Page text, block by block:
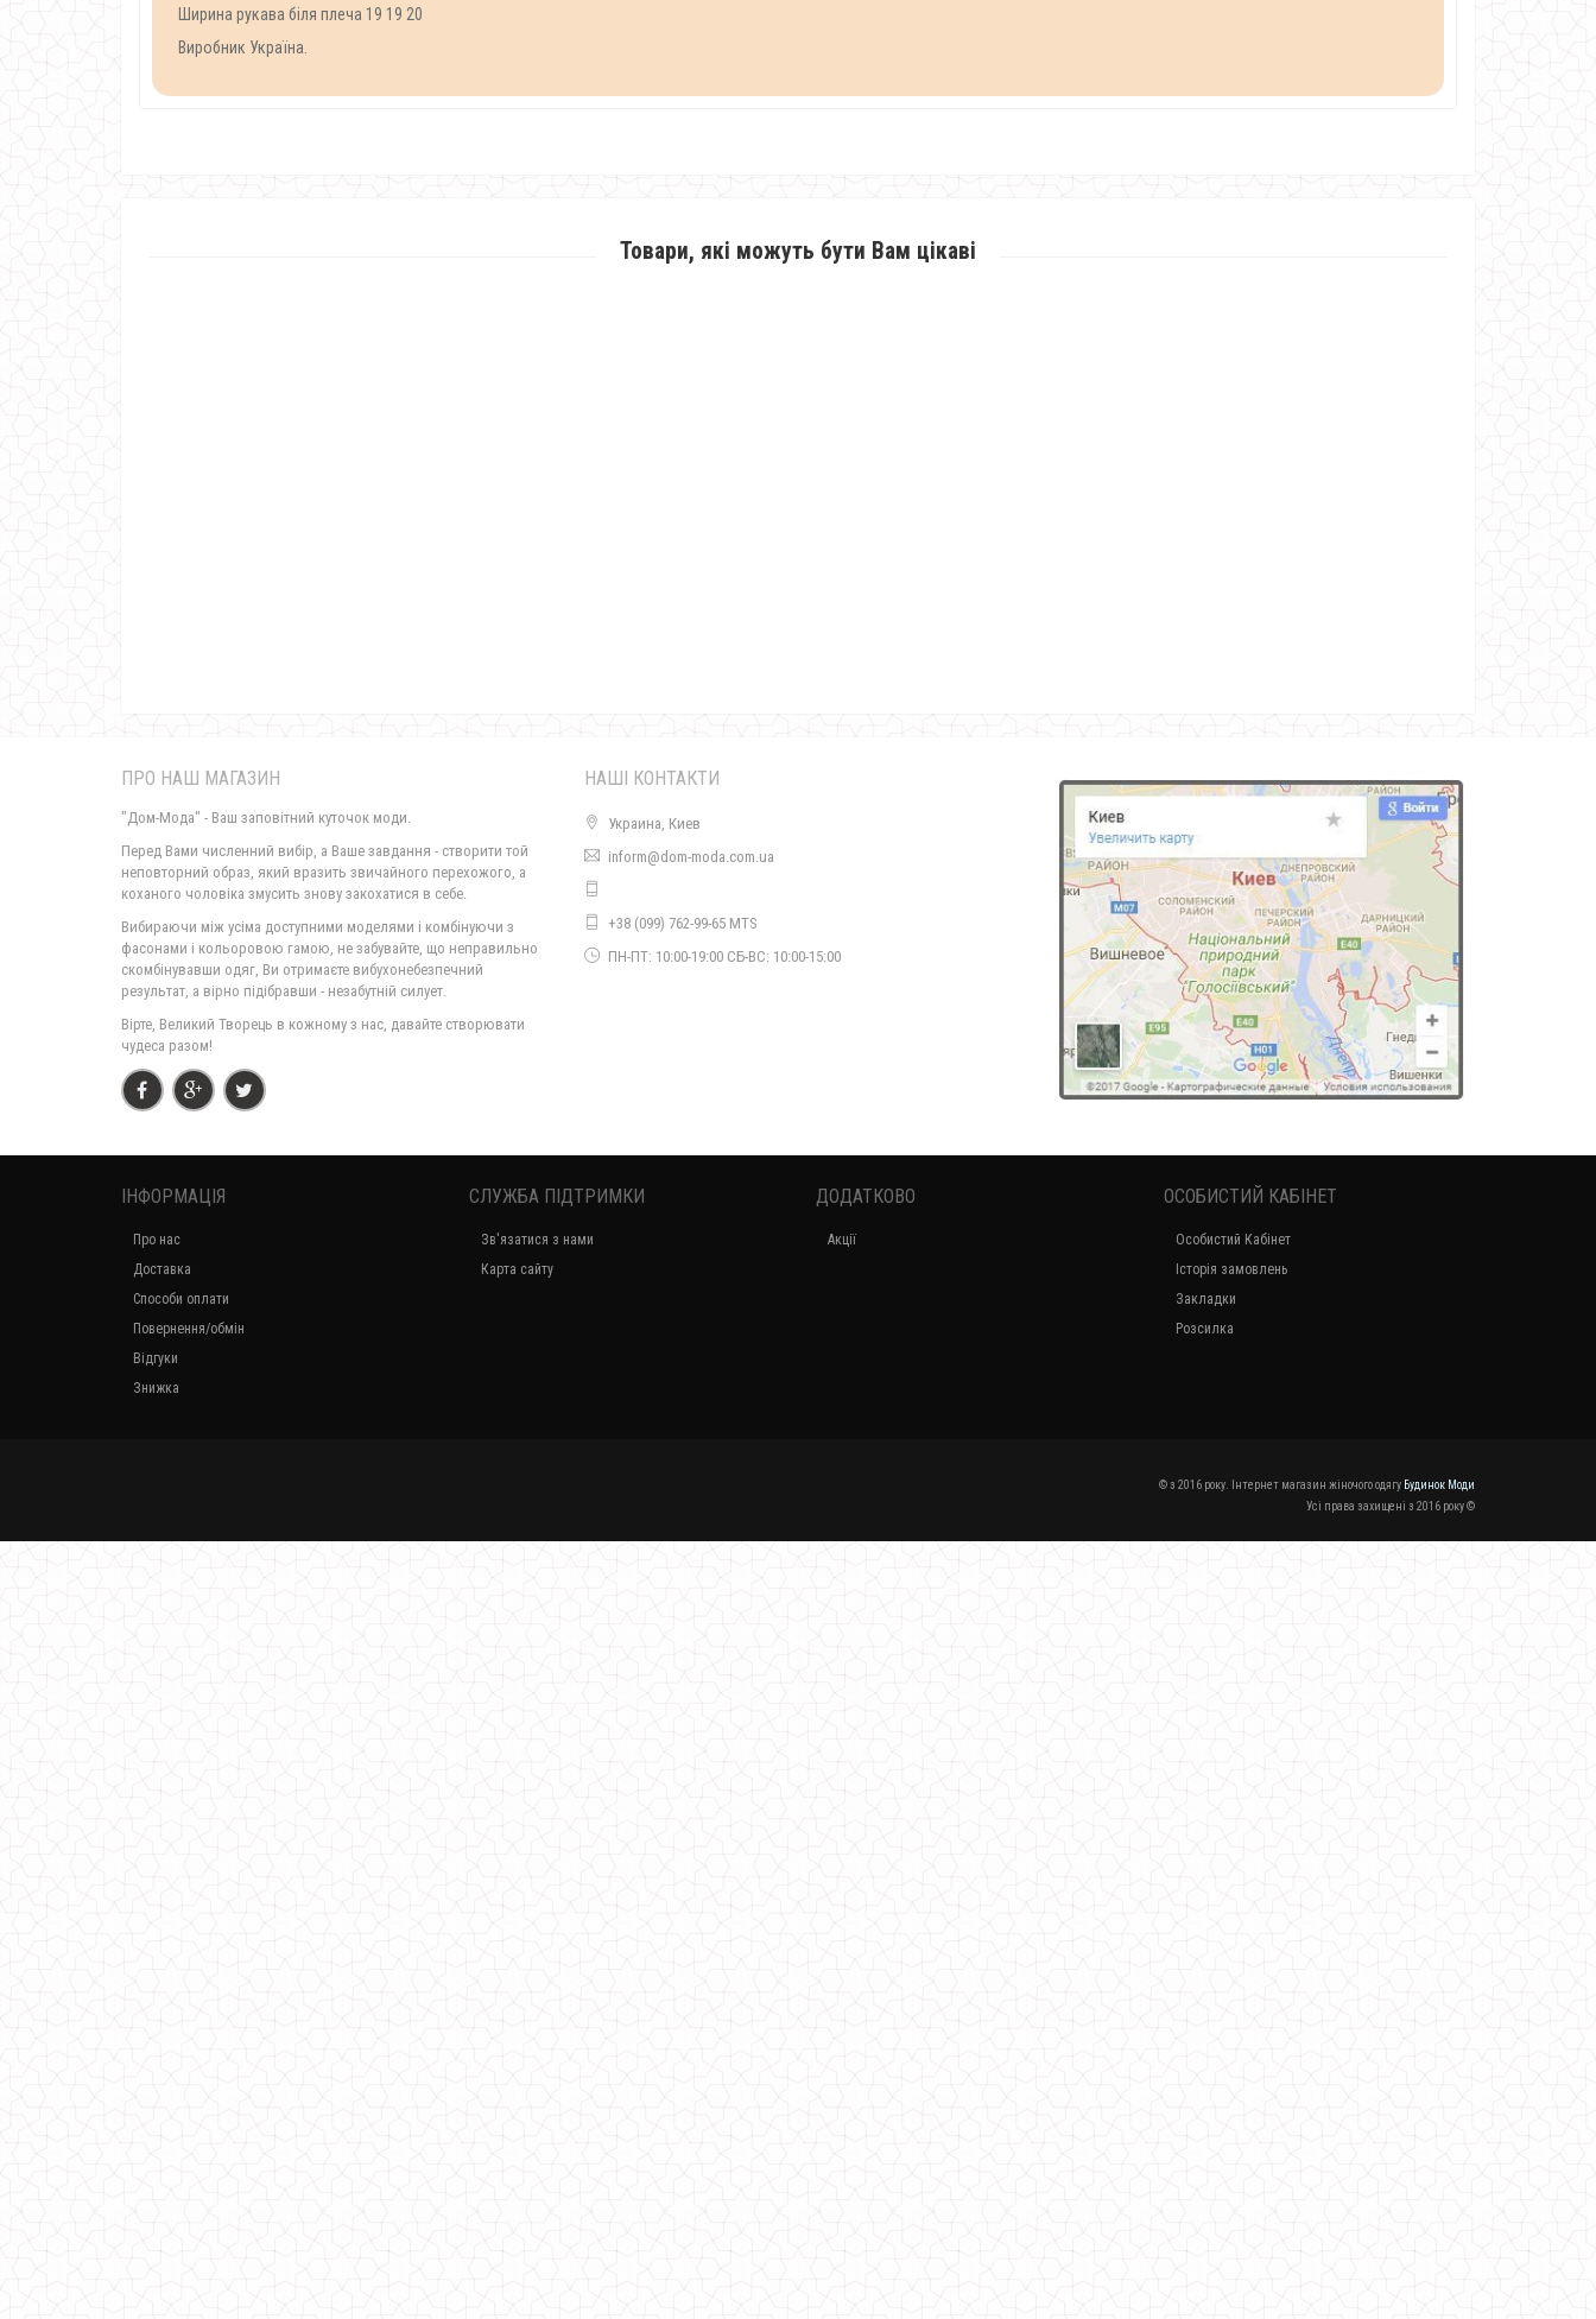
Ширина рукава біля плеча 19 19 20
Виробник Україна.
Товари, які можуть бути Вам цікаві
Зимова куртка пальто для повних жінок
Модна жіноча куртка пальто букле
760.00грн.
Зимова куртка пальто холлофайбер
1540.00грн.
Модна жіноча куртка пальто для зими
1510.00грн.
ПРО НАШ МАГАЗИН
"Дом-Мода" - Ваш заповітний куточок моди.
Перед Вами численний вибір, а Ваше завдання - створити той
неповторний образ, який вразить звичайного перехожого, а
коханого чоловіка змусить знову закохатися в себе.
Вибираючи між усіма доступними моделями і комбінуючи з
фасонами і кольоровою гамою, не забувайте, що неправильно
скомбінувавши одяг, Ви отримаєте вибухонебезпечний
результат, а вірно підібравши - незабутній силует.
Вірте, Великий Творець в кожному з нас, давайте створювати
чудеса разом!
НАШІ КОНТАКТИ
Украина, Киев
inform@dom-moda.com.ua
+38 (099) 762-99-65 MTS
ПН-ПТ: 10:00-19:00 СБ-ВС: 10:00-15:00
ІНФОРМАЦІЯ
Про нас
Доставка
Способи оплати
Повернення/обмін
Відгуки
Знижка
СЛУЖБА ПІДТРИМКИ
Зв'язатися з нами
Карта сайту
ДОДАТКОВО
Акції
ОСОБИСТИЙ КАБІНЕТ
Особистий Кабінет
Історія замовлень
Закладки
Розсилка
© з 2016 року. Інтернет магазин жіночого одягу Будинок Моди
Усі права захищені з 2016 року ©